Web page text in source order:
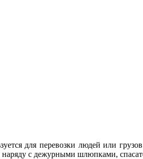
для перевозки людей или
наряду с дежурными шлюпками,